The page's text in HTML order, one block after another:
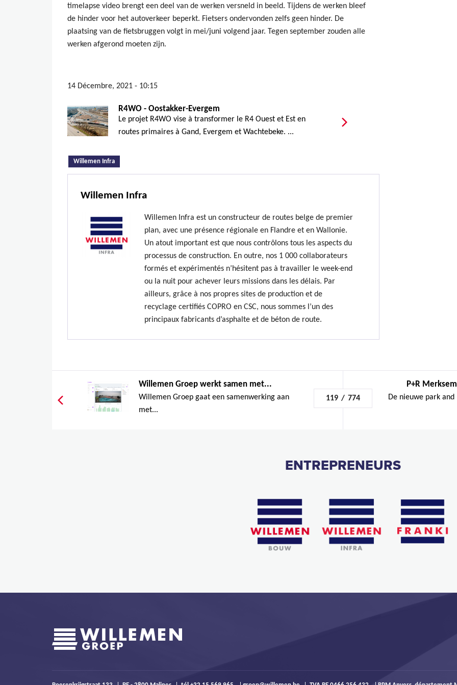
timelapse video brengt een deel van de werken versneld in beeld. Tijdens de werken bleef
de hinder voor het autoverkeer beperkt. Fietsers ondervonden zelfs geen hinder. De
plaatsing van de fietsbruggen volgt in mei/juni volgend jaar. Tegen september zouden alle
werken afgerond moeten zijn.
14 Décembre, 2021 - 10:15
R4WO - Oostakker-Evergem
Le projet R4WO vise à transformer le R4 Ouest et Est en
routes primaires à Gand, Evergem et Wachtebeke. ...
Willemen Infra
Willemen Infra
Willemen Infra est un constructeur de routes belge de premier
plan, avec une présence régionale en Flandre et en Wallonie.
Un atout important est que nous contrôlons tous les aspects du
processus de construction. En outre, nos 1 000 collaborateurs
formés et expérimentés n’hésitent pas à travailler le week-end
ou la nuit pour achever leurs missions dans les délais. Par
ailleurs, grâce à nos propres sites de production et de
recyclage certifiés COPRO en CSC, nous sommes l’un des
principaux fabricants d’asphalte et de béton de route.
Willemen Groep werkt samen met...
Willemen Groep gaat een samenwerking aan
met...
119 / 774
P+R
De nieuwe park
ENTREPRENEURS